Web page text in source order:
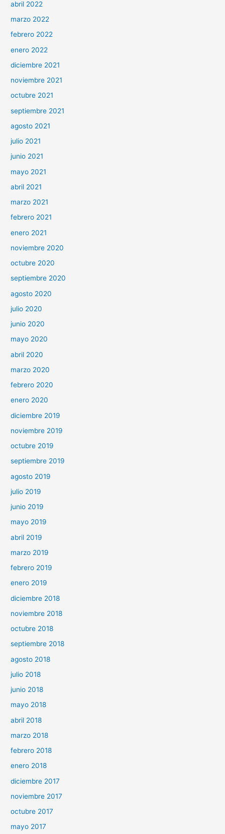
abril 2022
marzo 2022
febrero 2022
enero 2022
diciembre 2021
noviembre 2021
octubre 2021
septiembre 2021
agosto 2021
julio 2021
junio 2021
mayo 2021
abril 2021
marzo 2021
febrero 2021
enero 2021
noviembre 2020
octubre 2020
septiembre 2020
agosto 2020
julio 2020
junio 2020
mayo 2020
abril 2020
marzo 2020
febrero 2020
enero 2020
diciembre 2019
noviembre 2019
octubre 2019
septiembre 2019
agosto 2019
julio 2019
junio 2019
mayo 2019
abril 2019
marzo 2019
febrero 2019
enero 2019
diciembre 2018
noviembre 2018
octubre 2018
septiembre 2018
agosto 2018
julio 2018
junio 2018
mayo 2018
abril 2018
marzo 2018
febrero 2018
enero 2018
diciembre 2017
noviembre 2017
octubre 2017
mayo 2017